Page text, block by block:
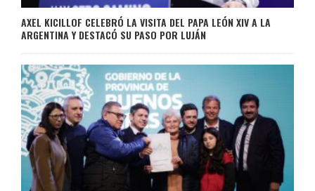
AXEL KICILLOF CELEBRÓ LA VISITA DEL PAPA LEÓN XIV A LA
ARGENTINA Y DESTACÓ SU PASO POR LUJÁN